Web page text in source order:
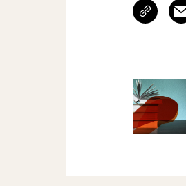
Link
kopieren/